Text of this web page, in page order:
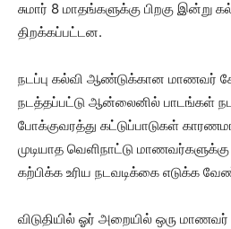
சுமார் 8 மாதங்களுக்கு பிறகு இன்று
திறக்கப்பட்டன.
நடப்பு கல்வி ஆண்டுக்கான மாணவர்
நடத்தப்பட்டு ஆன்லைனில் பாடங்கள்
போக்குவரத்து கட்டுப்பாடுகள்
முடியாத வெளிநாட்டு
கற்பிக்க உரிய நடவடிக்கை எடுக்க
விடுதியில் ஓர் அறையில் ஒரு